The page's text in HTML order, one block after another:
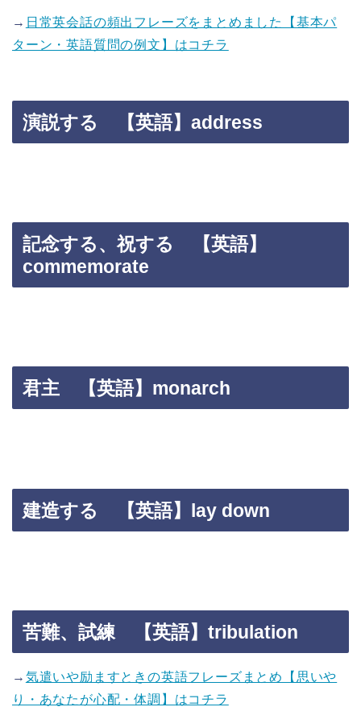
→ 日常英会話の頻出フレーズをまとめました【基本パ
ターン・英語質問の例文】はコチラ
演説する 【英語】address
記念する、祝する 【英語】
commemorate
君主 【英語】monarch
建造する 【英語】lay down
苦難、試練 【英語】tribulation
→ 気遣いや励ますときの英語フレーズまとめ【思いや
り・あなたが心配・体調】はコチラ